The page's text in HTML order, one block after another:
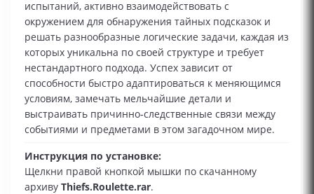
испытаний, активно взаимодействовать с
окружением для обнаружения тайных подсказок и
решать разнообразные логические задачи, каждая из
которых уникальна по своей структуре и требует
нестандартного подхода. Успех зависит от
способности быстро адаптироваться к меняющимся
условиям, замечать мельчайшие детали и
выстраивать причинно‑следственные связи между
событиями и предметами в этом загадочном мире.
Инструкция по установке:
Щелкни правой кнопкой мышки по скачанному
архиву Thiefs.Roulette.rar.